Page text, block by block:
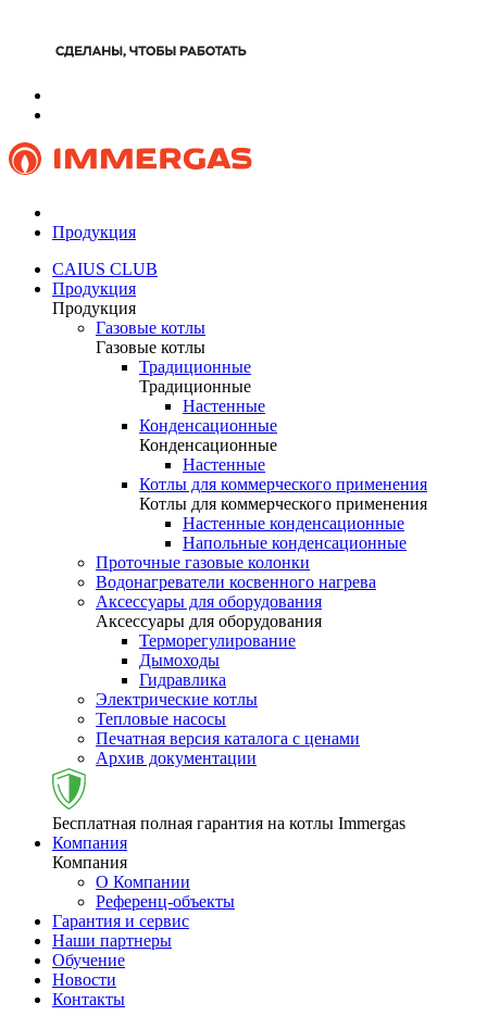
Продукция
CAIUS CLUB
Продукция
Продукция
Газовые котлы
Газовые котлы
Традиционные
Традиционные
Настенные
Конденсационные
Конденсационные
Настенные
Котлы для коммерческого применения
Котлы для коммерческого применения
Настенные конденсационные
Напольные конденсационные
Проточные газовые колонки
Водонагреватели косвенного нагрева
Аксессуары для оборудования
Аксессуары для оборудования
Терморегулирование
Дымоходы
Гидравлика
Электрические котлы
Тепловые насосы
Печатная версия каталога с ценами
Архив документации
Бесплатная полная гарантия на котлы Immergas
Компания
Компания
О Компании
Референц-объекты
Гарантия и сервис
Наши партнеры
Обучение
Новости
Контакты